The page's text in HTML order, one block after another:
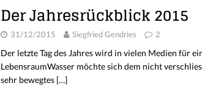
Der Jahresrückblick 2015
31/12/2015 Siegfried Gendries 2
Der letzte Tag des Jahres wird in vielen Medien für
LebensraumWasser möchte sich dem nicht
sehr bewegtes […]